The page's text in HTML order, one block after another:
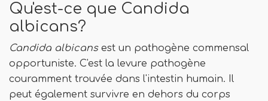
Qu'est-ce que Candida
albicans?
Candida albicansest un pathogène commensal
opportuniste. C'est la levure pathogène
couramment trouvée dans l'intestin humain. Il
peut également survivre en dehors du corps